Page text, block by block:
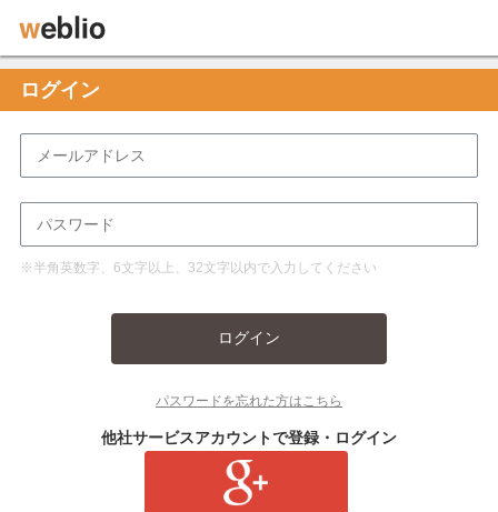
ログイン
※半角英数字、6文字以上、32文字以内で入力してください
ログイン
パスワードを忘れた方はこちら
他社サービスアカウントで登録・ログイン